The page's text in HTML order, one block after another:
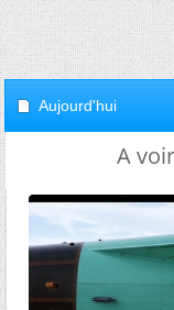
Aujourd'hui
A